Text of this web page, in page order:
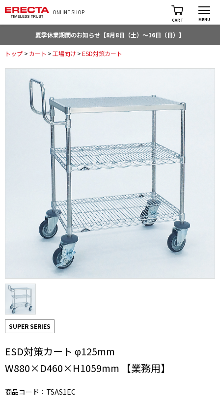
ONLINE SHOP
CART MENU
夏季休業期間のお知らせ【8月8日（土）～16日（日）】
トップ > カート >工場向け >ESD対策カート
SUPER SERIES
ESD対策カート φ125mm
W880×D460×H1059mm 【業務用】
商品コード：TSAS1EC